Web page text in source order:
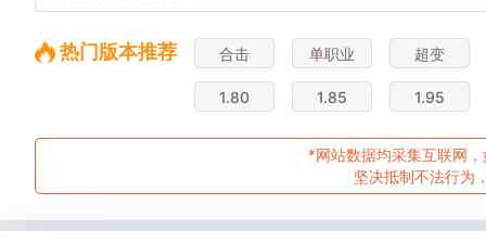
热门版本推荐 合击 单职业 超变
1.80 1.85 1.95
*网站数据均采集互联网
坚决抵制不法行为